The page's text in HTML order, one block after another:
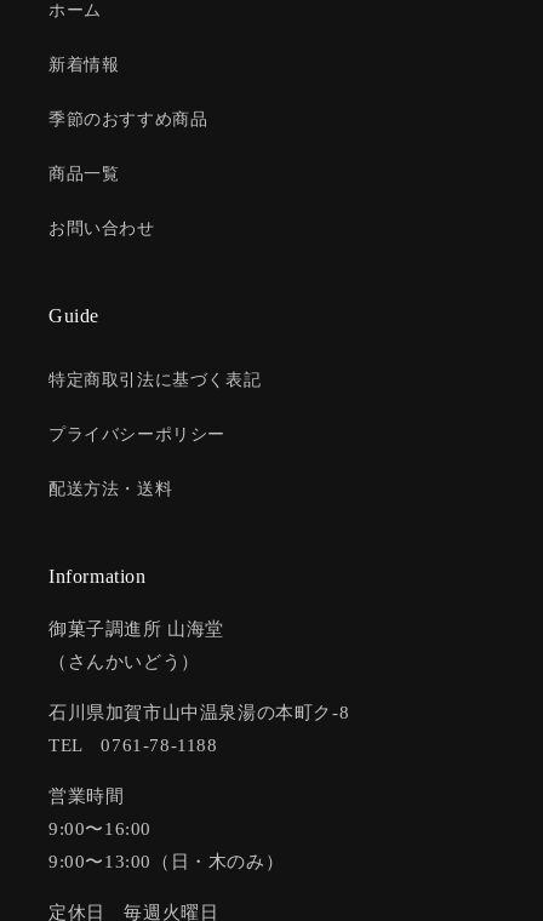
ホーム
新着情報
季節のおすすめ商品
商品一覧
お問い合わせ
Guide
特定商取引法に基づく表記
プライバシーポリシー
配送方法・送料
Information
御菓子調進所 山海堂
（さんかいどう）
石川県加賀市山中温泉湯の本町ク-8
TEL 0761-78-1188
営業時間
9:00〜16:00
9:00〜13:00（日・木のみ）
定休日 毎週火曜日